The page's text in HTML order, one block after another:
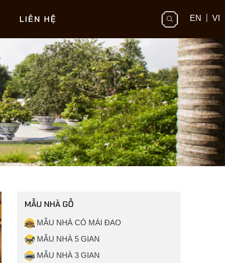
LIÊN HỆ EN VI
MẪU NHÀ GỖ
MẪU NHÀ CÓ MÁI ĐAO
MẪU NHÀ 5 GIAN
MẪU NHÀ 3 GIAN